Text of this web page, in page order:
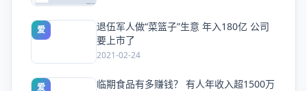
爱
退伍军人做“菜篮子”生意 年入180亿 公司
要上市了
2021-02-24
爱 临期食品有多赚钱？ 有人年收入超1500万